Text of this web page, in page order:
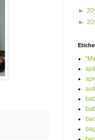
►
►